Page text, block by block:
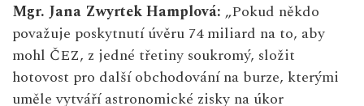
Mgr. Jana Zwyrtek Hamplová: „Pokud někdo
považuje poskytnutí úvěru 74 miliard na to, aby
mohl ČEZ, z jedné třetiny soukromý, složit
hotovost pro další obchodování na burze, kterými
uměle vytváří astronomické zisky na úkor